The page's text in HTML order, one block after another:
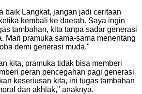
baik Langkat, jangan jadi ceritaan
kembali ke daerah. Saya ingin
tambahan, kita tanpa sadar generasi
Mari pramuka sama-sama menentang
demi generasi muda."
kita, pramuka tidak bisa memberi
peran pencegahan pagi generasi
keseriusan kita, ini tugas tambahan
dan akhlak," anaknya.